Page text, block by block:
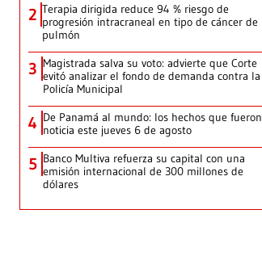
2 Terapia dirigida reduce 94 % riesgo de
progresión intracraneal en tipo de cáncer de
pulmón
3 Magistrada salva su voto: advierte que Corte
evitó analizar el fondo de demanda contra la
Policía Municipal
4 De Panamá al mundo: los hechos que fueron
noticia este jueves 6 de agosto
5 Banco Multiva refuerza su capital con una
emisión internacional de 300 millones de
dólares